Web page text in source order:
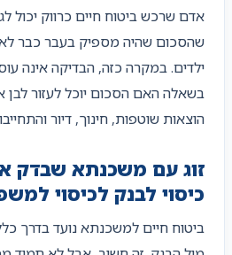
אדם שרכש ביטוח חיים כרווק יכול
שהסכום שהיה מספיק בעבר כבר
ילדים. במקרה כזה, הבדיקה אינה
בשאלה האם הסכום יוכל לעזור לבן
הוצאות שוטפות, חינוך, דיור
זוג עם משכנתא שבדק
כיסוי לבנק לכיסוי
ביטוח חיים למשכנתא נועד בדרך